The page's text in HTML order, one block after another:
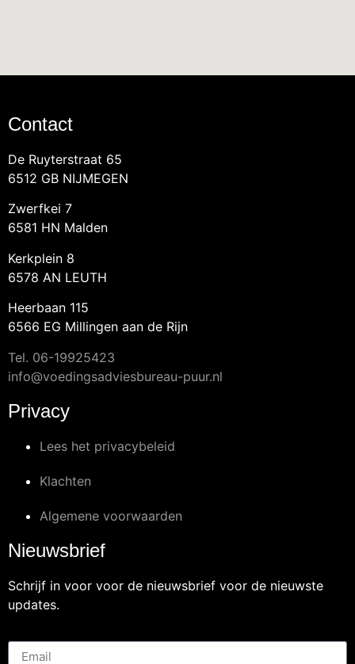
Contact
De Ruyterstraat 65
6512 GB NIJMEGEN
Zwerfkei 7
6581 HN Malden
Kerkplein 8
6578 AN LEUTH
Heerbaan 115
6566 EG Millingen aan de Rijn
Tel. 06-19925423
info@voedingsadviesbureau-puur.nl
Privacy
Lees het privacybeleid
Klachten
Algemene voorwaarden
Nieuwsbrief
Schrijf in voor voor de nieuwsbrief voor de nieuwste
updates.